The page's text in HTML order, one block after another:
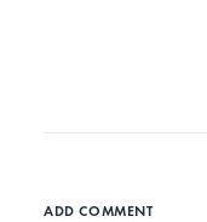
ADD COMMENT